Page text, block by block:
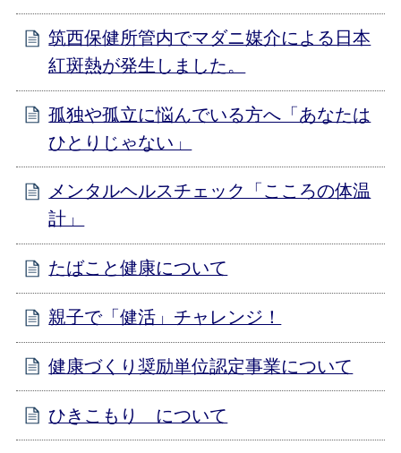
筑西保健所管内でマダニ媒介による日本
紅斑熱が発生しました。
孤独や孤立に悩んでいる方へ「あなたは
ひとりじゃない」
メンタルヘルスチェック「こころの体温
計」
たばこと健康について
親子で「健活」チャレンジ！
健康づくり奨励単位認定事業について
ひきこもり について